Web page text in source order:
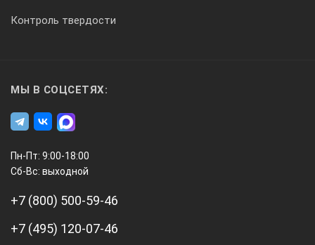
Контроль твердости
МЫ В СОЦСЕТЯХ:
Пн-Пт: 9:00-18:00
Сб-Вс: выходной
+7 (800) 500-59-46
+7 (495) 120-07-46